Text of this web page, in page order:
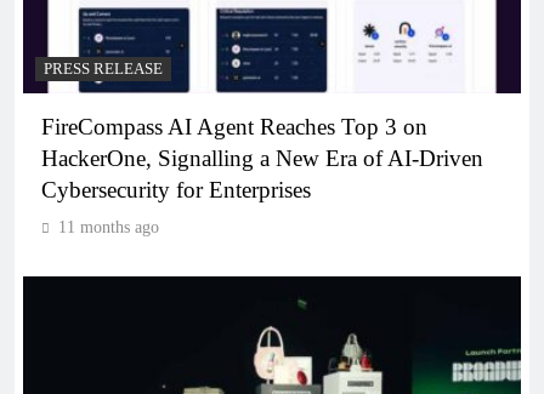
PRESS RELEASE
FireCompass AI Agent Reaches Top 3 on
HackerOne, Signalling a New Era of AI-Driven
Cybersecurity for Enterprises
11 months ago